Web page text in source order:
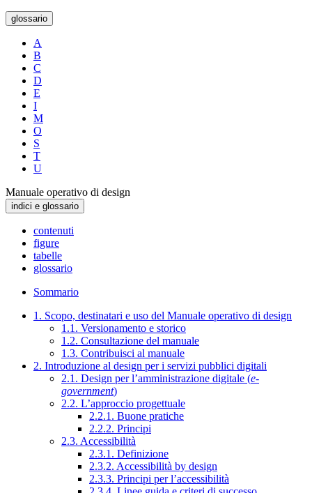
glossario
A
B
C
D
E
I
M
O
S
T
U
Manuale operativo di design
indici e glossario
contenuti
figure
tabelle
glossario
Sommario
1. Scopo, destinatari e uso del Manuale operativo di design
1.1. Versionamento e storico
1.2. Consultazione del manuale
1.3. Contribuisci al manuale
2. Introduzione al design per i servizi pubblici digitali
2.1. Design per l’amministrazione digitale (e-
government)
2.2. L’approccio progettuale
2.2.1. Buone pratiche
2.2.2. Principi
2.3. Accessibilità
2.3.1. Definizione
2.3.2. Accessibilità by design
2.3.3. Principi per l’accessibilità